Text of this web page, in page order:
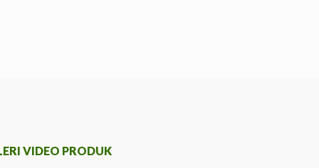
VIDEO PRODUK